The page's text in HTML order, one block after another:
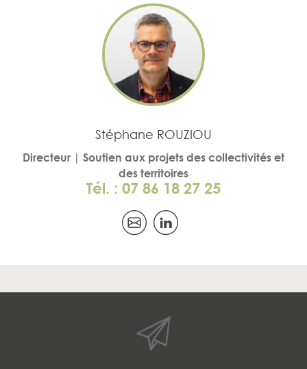
Stéphane ROUZIOU
Directeur | Soutien aux projets des collectivités et
des territoires
Tél. : 07 86 18 27 25